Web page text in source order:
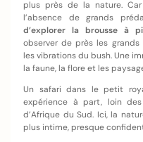
plus près de la nature.
l’absence de grands
d’explorer la brousse à
observer de près les
les vibrations du bush. Une
la faune, la flore et les
Un safari dans le petit
expérience à part, loin
d’Afrique du Sud. Ici, la
plus intime, presque